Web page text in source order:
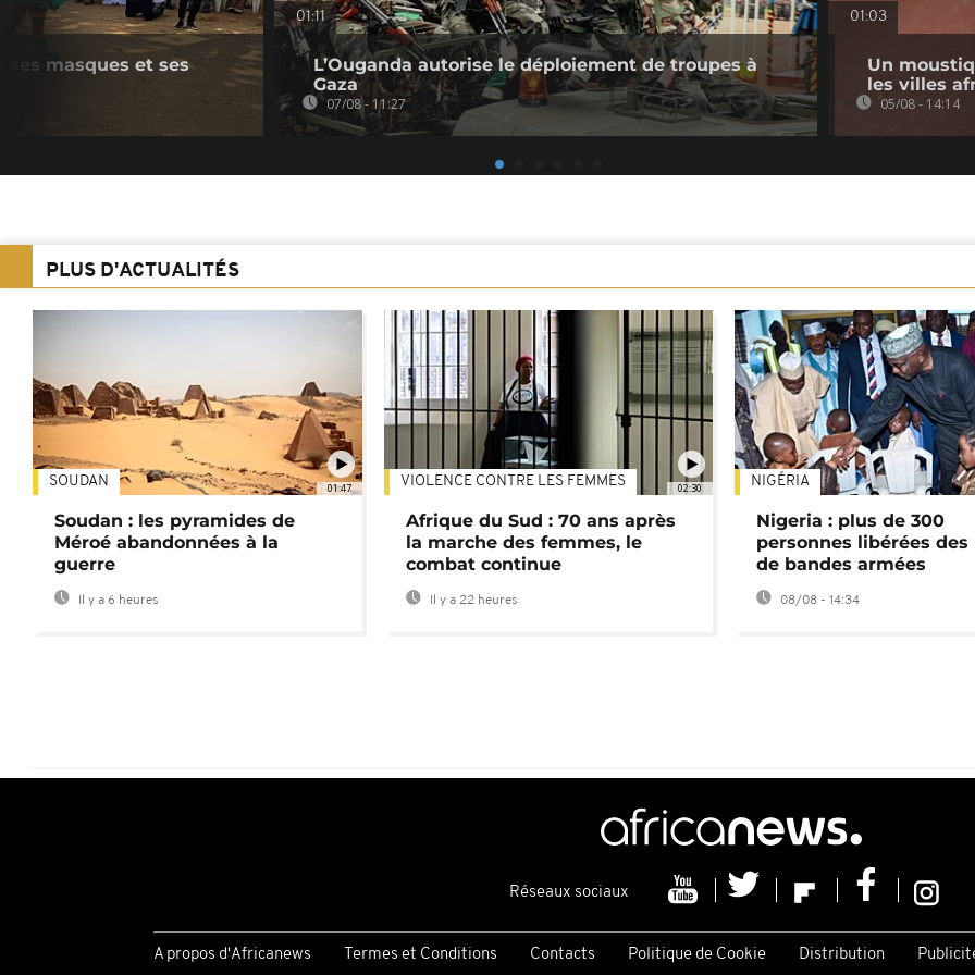
ses masques et ses
01:11
L’Ouganda autorise le déploiement de troupes à
Gaza
07/08 - 11:27
01:03
Un
les villes
05/08 - 14:14
PLUS D'ACTUALITÉS
01:47
SOUDAN
Soudan : les pyramides de
Méroé abandonnées à la
guerre
Il y a 6 heures
02:30
VIOLENCE CONTRE LES FEMMES
Afrique du Sud : 70 ans après
la marche des femmes, le
combat continue
Il y a 22 heures
NIGÉRIA
Nigeria : plus de 300
personnes libérées des
de bandes armées
08/08 - 14:34
Réseaux sociaux
A propos d'Africanews Termes et Conditions Contacts Politique de Cookie Distribution